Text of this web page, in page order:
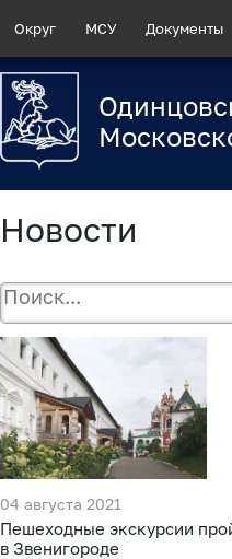
Округ МСУ Документы
Новости
04 августа 2021
Пешеходные экскурсии
в Звенигороде